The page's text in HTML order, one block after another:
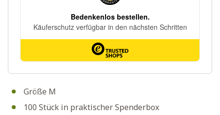
Größe M
100 Stück in praktischer Spenderbox